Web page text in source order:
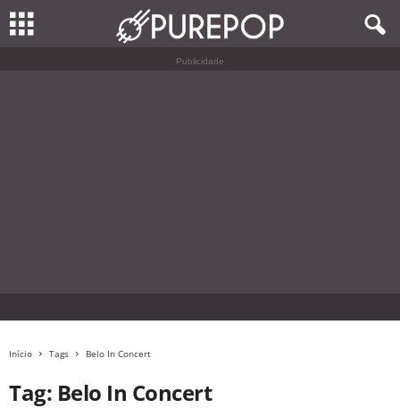
Publicidade
Início Tags Belo In Concert
Tag: Belo In Concert